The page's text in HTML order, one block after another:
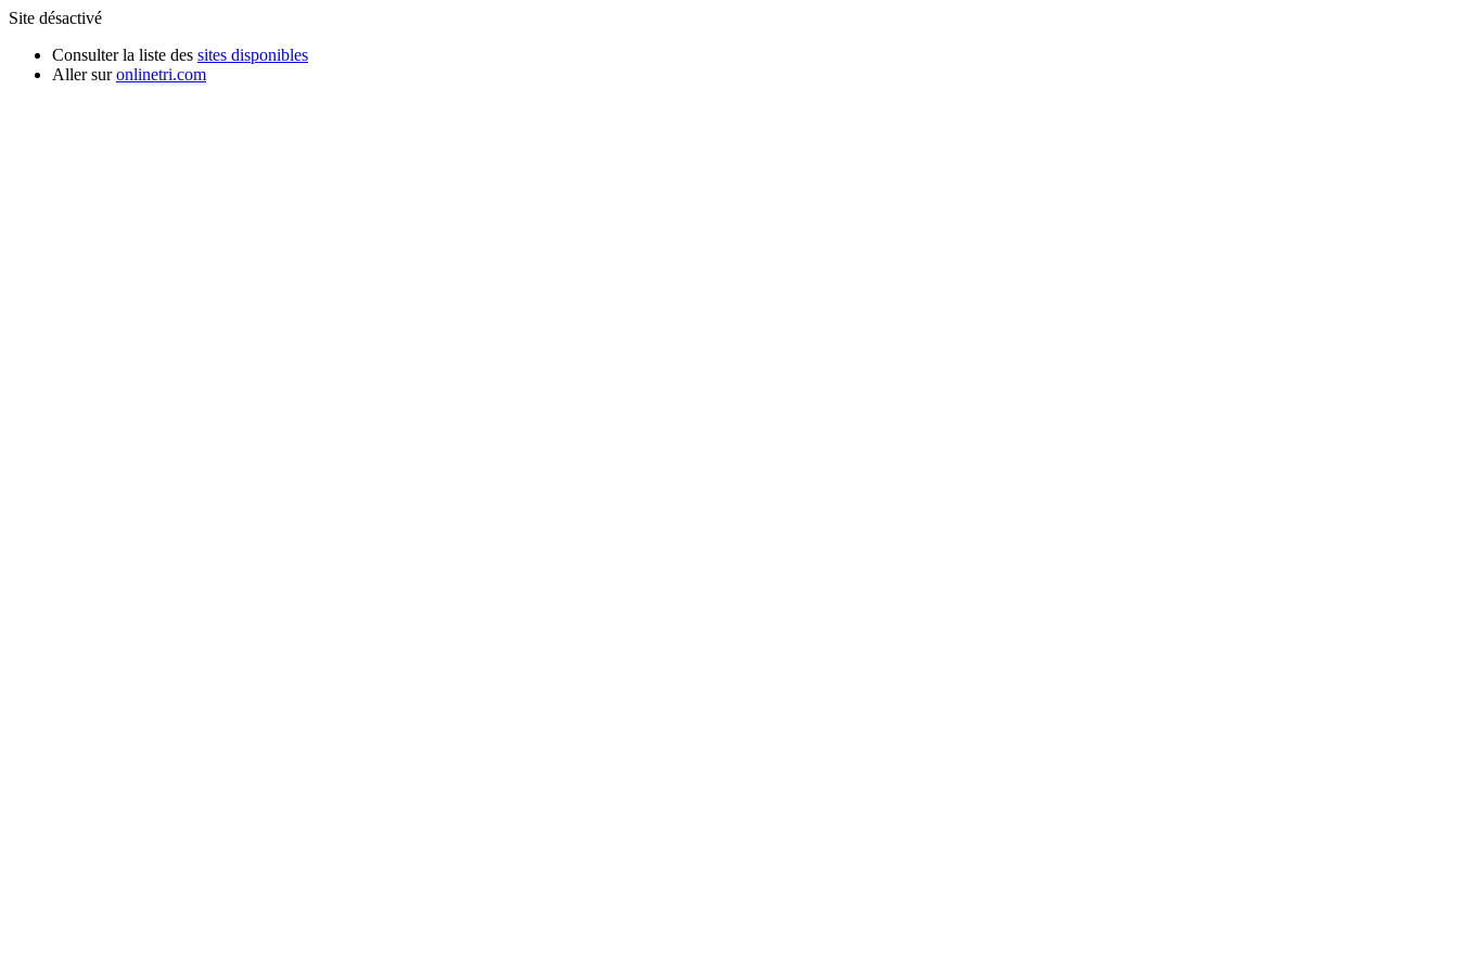
Site désactivé
Consulter la liste des sites disponibles
Aller suronlinetri.com